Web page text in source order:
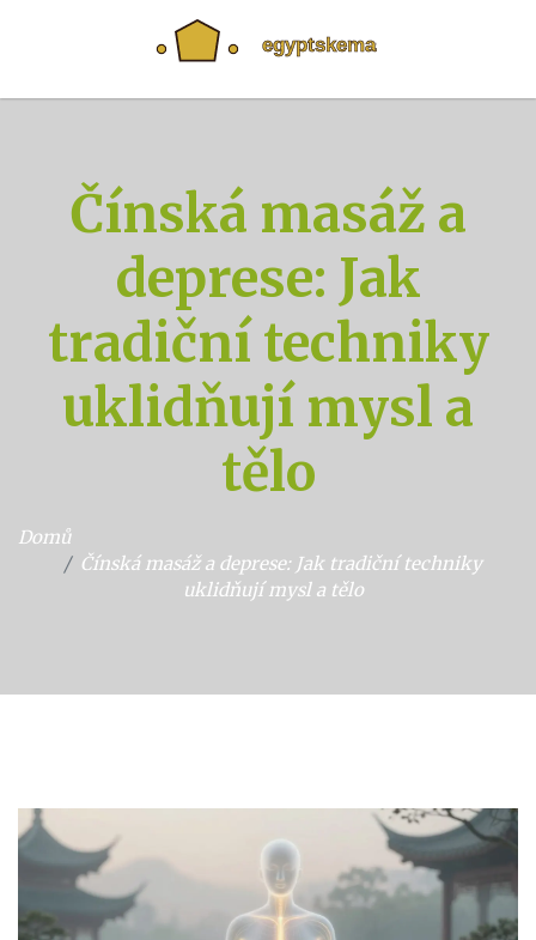
Čínská masáž a
deprese: Jak
tradiční techniky
uklidňují mysl a
tělo
Domů
Čínská masáž a deprese: Jak tradiční techniky
uklidňují mysl a tělo